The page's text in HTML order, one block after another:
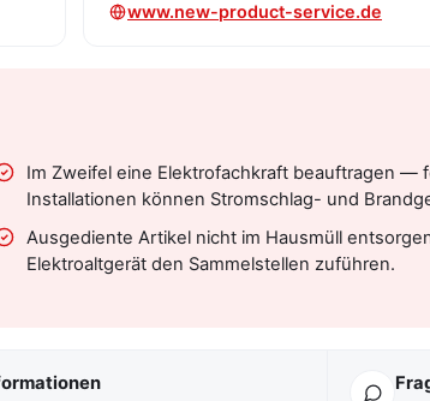
www.new-product-service.de
Im Zweifel eine Elektrofachkraft beauftragen —
Installationen können Stromschlag- und
Ausgediente Artikel nicht im Hausmüll
Elektroaltgerät den Sammelstellen zuführen.